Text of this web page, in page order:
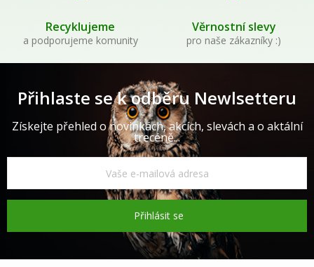
Recyklujeme
a podporujeme komunity
Věrnostní slevy
pro naše zákazníky :)
Přihlaste se k odběru Newlsetteru
Získejte přehled o novinkách, akcích, slevách a o aktální
trecéně...
Přihlásit se